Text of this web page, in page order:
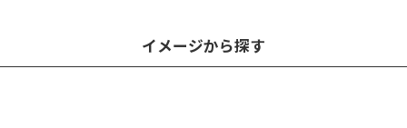
イメージから探す